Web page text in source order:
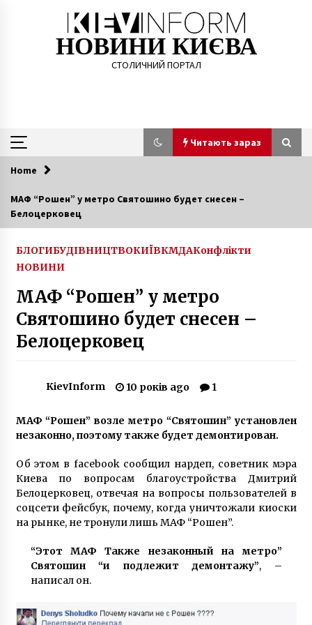
НОВИНИ КИЄВА
СТОЛИЧНИЙ ПОРТАЛ
Читають зараз
Читають зараз
коронавірусом
6 років ago
“замінування” приватної школи
5 років ago
Киян просять повідомляти про повернення з
8 років ago
Московский проспект официально стал
проспектом Бандеры
провалилися під лід, є жертви
8 років ago
складі Нової пошти
Home
МАФ “Рошен” у метро Святошино будет снесен –
Белоцерковец
БЛОГИБУДІВНИЦТВОКИЇВКМДАКонфлікти
НОВИНИ
МАФ “Рошен” у метро
Святошино будет снесен –
Белоцерковец
KievInform 10 років ago 1
МАФ “Рошен” возле метро “Святошин” установлен
незаконно, поэтому также будет демонтирован.
Об этом в facebook сообщил нардеп, советник мэра
Киева по вопросам благоустройства Дмитрий
Белоцерковец, отвечая на вопросы пользователей в
соцсети фейсбук, почему, когда уничтожали киоски
на рынке, не тронули лишь МАФ “Рошен”.
“Этот МАФ Также незаконный на метро”
Святошин “и подлежит демонтажу”, –
написал он.